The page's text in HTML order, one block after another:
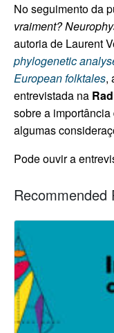
No seguimento da
vraiment?
autoria de Laurent
phylogenetic
European folktales,
entrevistada na
sobre a
algumas
Pode ouvir a
Recommended